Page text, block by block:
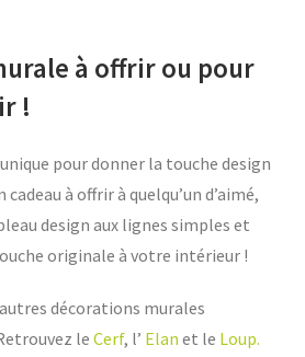
à offrir ou pour
!
pour donner la touche design
à offrir à quelqu’un d’aimé,
design aux lignes simples et
originale à votre intérieur !
décorations murales
le Cerf, l’ Elan et le Loup.